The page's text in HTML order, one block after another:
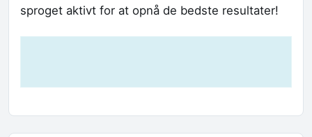
sproget aktivt for at opnå de bedste resultater!